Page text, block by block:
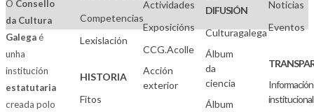
O Consello
da Cultura
Galegaé
unha
institución
estatutaria
creada polo
Competencias
Lexislación
HISTORIA
Fitos
Actividades
Exposicións
CCG.Acolle
Acción
exterior
DIFUSIÓN
Culturagalega
Álbum
da
ciencia
Álbum
Noticias
Eventos
Información
institucional